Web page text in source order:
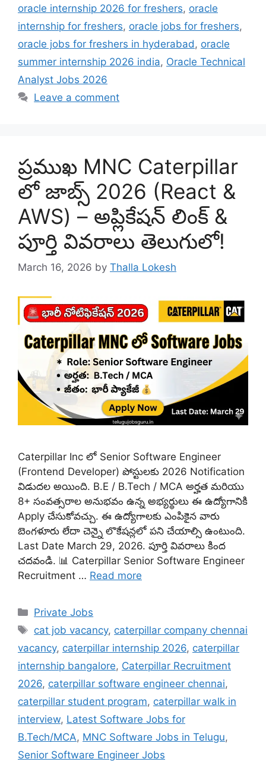
oracle internship 2026 for freshers, oracle
internship for freshers, oracle jobs for freshers,
oracle jobs for freshers in hyderabad , oracle
summer internship 2026 india, Oracle Technical
Analyst Jobs 2026
Leave a comment
ప్రముఖ MNC Caterpillar
లో జాబ్స్ 2026 (React &
AWS) – అప్లికేషన్ లింక్ &
పూర్తి వివరాలు తెలుగులో!
March 16, 2026 by Thalla Lokesh
Caterpillar Inc లో Senior Software Engineer
(Frontend Developer) పోస్టులకు 2026 Notification
విడుదల అయింది. B.E / B.Tech / MCA అర్హత మరియు
8+ సంవత్సరాల అనుభవం ఉన్న అభ్యర్థులు ఈ ఉద్యోగానికి
Apply చేసుకోవచ్చు. ఈ ఉద్యోగాలకు ఎంపికైన వారు
బెంగళూరు లేదా చెన్నై లొకేషన్లలో పని చేయాల్సి ఉంటుంది.
Last Date March 29, 2026. పూర్తి వివరాలు కింద
చదవండి. 📊 Caterpillar Senior Software Engineer
Recruitment … Read more
Categories
Private Jobs
Tags
cat job vacancy, caterpillar company chennai
vacancy, caterpillar internship 2026, caterpillar
internship bangalore, Caterpillar Recruitment
2026, caterpillar software engineer chennai,
caterpillar student program, caterpillar walk in
interview, Latest Software Jobs for
B.Tech/MCA, MNC Software Jobs in Telugu,
Senior Software Engineer Jobs